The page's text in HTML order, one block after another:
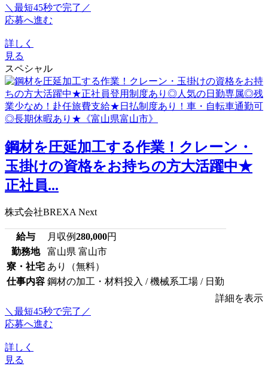
＼最短45秒で完了／
応募へ進む
詳しく
見る
スペシャル
鋼材を圧延加工する作業！クレーン・
玉掛けの資格をお持ちの方大活躍中★
正社員...
株式会社BREXA Next
給与 月収例280,000円
勤務地
富山県 富山市
寮・社宅 あり（無料）
仕事内容 鋼材の加工・材料投入 / 機械系工場 / 日勤
詳細を表示
＼最短45秒で完了／
応募へ進む
詳しく
見る